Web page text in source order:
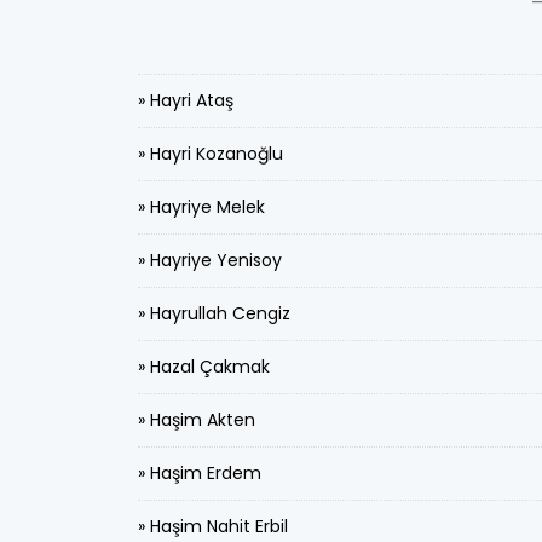
» Hayri Ataş
» Hayri Kozanoğlu
» Hayriye Melek
» Hayriye Yenisoy
» Hayrullah Cengiz
» Hazal Çakmak
» Haşim Akten
» Haşim Erdem
» Haşim Nahit Erbil